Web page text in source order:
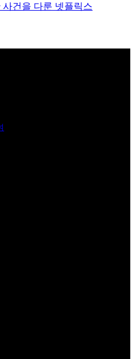
건을 다룬 넷플릭스